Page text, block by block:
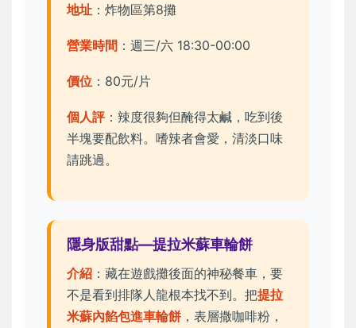
地址 ：炸物區第8攤
營業時間 ：週三/六 18:30-00:00
價位 ：80元/片
個人評 ：辣度很夠但醃得太鹹，吃到後
半塊要配飲料。嗜辣者會愛，清淡口味
請跳過。
隱身版甜點—提拉米蘇車輪餅
介紹 ：藏在遊戲攤後面的神秘餐車，要
不是看到排隊人龍根本找不到。把提拉
米蘇內餡包進車輪餅 ，表層撒咖啡粉，